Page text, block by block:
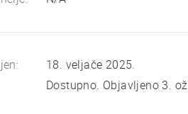
18. veljače 2025.
Dostupno. Objavljeno 3.